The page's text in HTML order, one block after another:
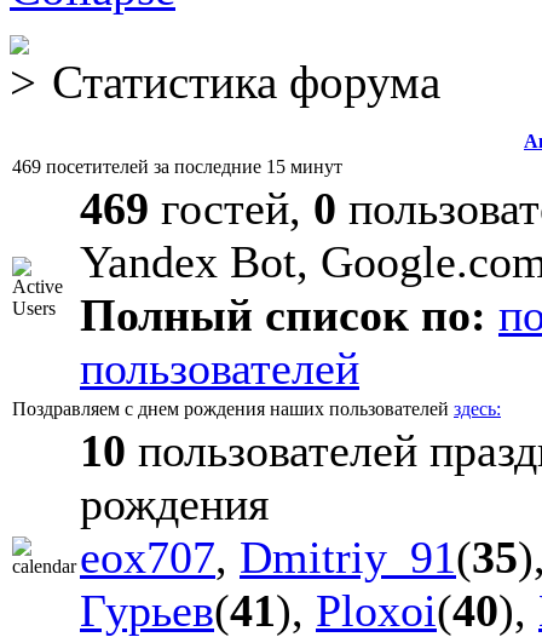
Статистика форума
469 посетителей за последние 15 минут
469 гостей, 0
Yandex Bot,
Полный список по:
пользователей
Поздравляем с днем рождения наших пользователей здесь:
10 пользователей
рождения
eox707, Dmitriy_91(35
Гурьев(41), Ploxoi(40),